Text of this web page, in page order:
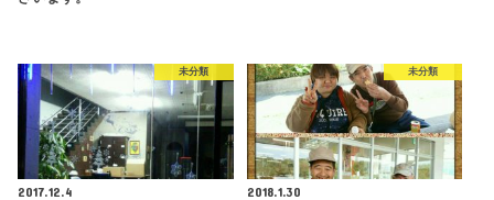
未分類
2017.12.4
未分類
2018.1.30